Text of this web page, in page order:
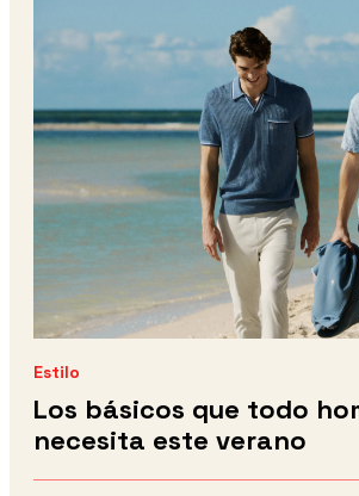
Estilo
Los básicos que todo
necesita este verano